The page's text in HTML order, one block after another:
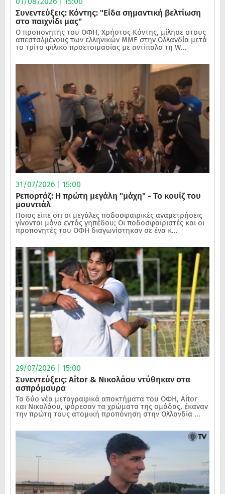
Συνεντεύξεις: Κόντης: "Είδα σημαντική βελτίωση
στο παιχνίδι μας"
Ο προπονητής του ΟΦΗ, Χρήστος Κόντης, μίλησε στους
απεστσλμένους των ελληνικών ΜΜΕ στην Ολλανδία μετά
το τρίτο φιλικό προετοιμασίας με αντίπαλο τη W...
31/07/2026 | 15:00
Ρεπορτάζ: Η πρώτη μεγάλη "μάχη" - Το κουίζ του
μουντιάλ
Ποιος είπε ότι οι μεγάλες ποδοσφαιρικές αναμετρήσεις
γίνονται μόνο εντός γηπέδου; Οι ποδοσφαιριστές και οι
προπονητές του ΟΦΗ διαγωνίστηκαν σε ένα κ...
29/07/2026 | 15:00
Συνεντεύξεις: Aitor & Νικολάου ντύθηκαν στα
ασπρόμαυρα
Τα δύο νέα μεταγραφικά αποκτήματα του ΟΦΗ, Aitor
και Νικολάου, φόρεσαν τα χρώματα της ομάδας, έκαναν
την πρώτη τους ατομική προπόνηση στην Ολλανδία ...